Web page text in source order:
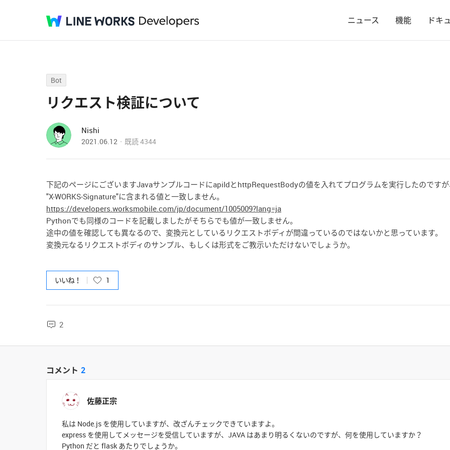
ニュース 機能 ドキ
Bot
リクエスト検証について
Nishi
2021.06.12 既読4344
下記のページにございますJavaサンプルコードにapiIdとhttpRequestBodyの値を入れてプログラムを実行したのですが
"X-WORKS-Signature"に含まれる値と一致しません。
https://developers.worksmobile.com/jp/document/1005009?lang=ja
Pythonでも同様のコードを記載しましたがそちらでも値が一致しません。
途中の値を確認しても異なるので、変換元としているリクエストボディが間違っているのではないかと思っています。
変換元なるリクエストボディのサンプル、もしくは形式をご教示いただけないでしょうか。
いいね！ 1
2
コメント 2
佐藤正宗
私は Node.js を使用していますが、改ざんチェックできていますよ。
express を使用してメッセージを受信していますが、JAVA はあまり明るくないのですが、何を使用していますか？
Python だと flask あたりでしょうか。